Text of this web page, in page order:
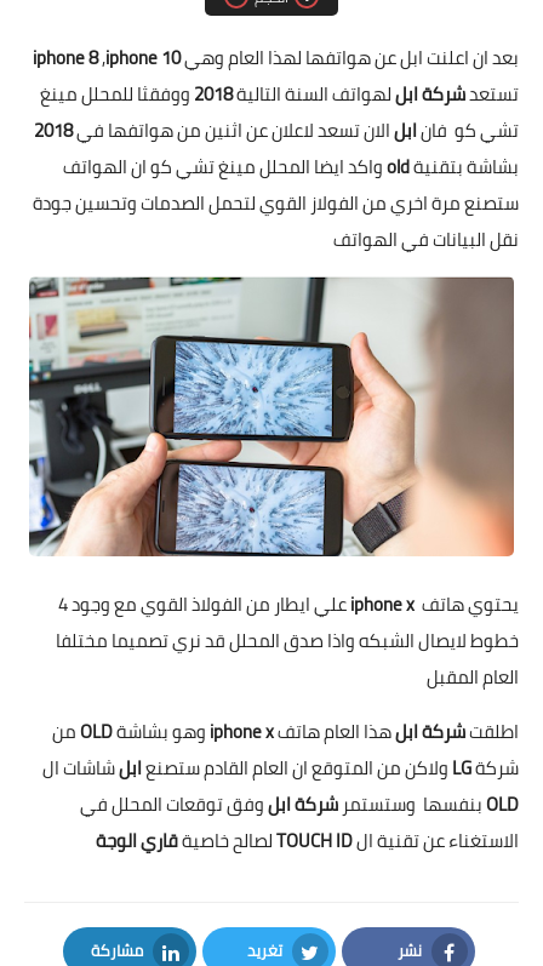
بعد ان اعلنت ابل عن هواتفها لهذا العام وهي iphone 8,iphone 10
تستعدشركة ابللهواتف السنة التالية2018ووفقثا للمحلل مينغ
تشي كو فانابلالان تسعد لاعلان عن اثنين من هواتفها في2018
بشاشة بتقنيةoldواكد ايضا المحلل مينغ تشي كو ان الهواتف
ستصنع مرة اخري من الفولاز القوي لتحمل الصدمات وتحسين جودة
نقل البيانات في الهواتف
يحتوي هاتف
علي ايطار من الفولاذ القوي مع وجود 4
خطوط لايصال الشبكه واذا صدق المحلل قد نري تصميما مختلفا
العام المقبل
اطلقتشركة ابلهذا العام هاتفiphone xوهو بشاشةOLDمن
شركة
ولاكن من المتوقع ان العام القادم ستصنعابلشاشات ال
OLDبنفسها وستستمر شركة ابلوفق توقعات المحلل في
الاستغناء عن تقنية الTOUCH IDلصالح خاصيةقاري الوجة
نشر تغريد مشاركة